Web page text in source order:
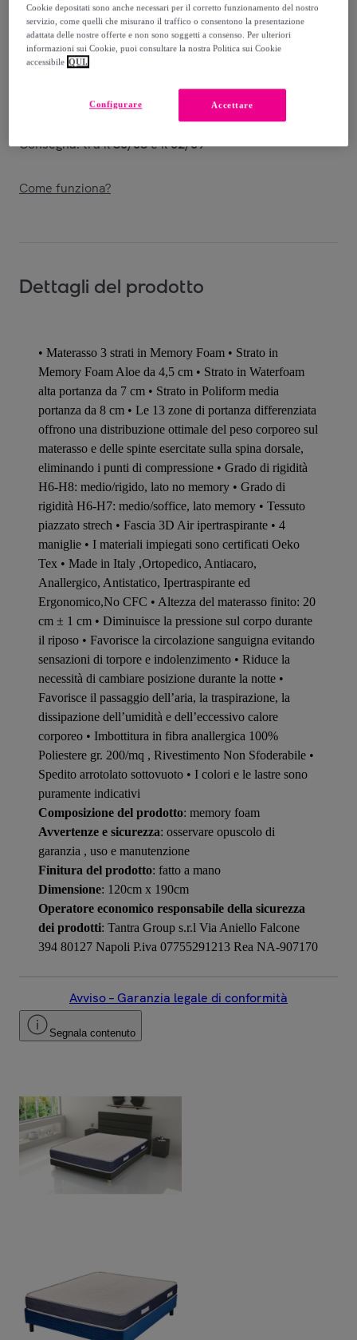
Consegna
Spedizione gratuita
Consegna: tra il30/08e il02/09
Come funziona?
Dettagli del prodotto
• Materasso 3 strati in Memory Foam • Strato in
Memory Foam Aloe da 4,5 cm • Strato in Waterfoam
alta portanza da 7 cm • Strato in Poliform media
portanza da 8 cm • Le 13 zone di portanza differenziata
offrono una distribuzione ottimale del peso corporeo sul
materasso e delle spinte esercitate sulla spina dorsale,
eliminando i punti di compressione • Grado di rigidità
H6-H8: medio/rigido, lato no memory • Grado di
rigidità H6-H7: medio/soffice, lato memory • Tessuto
piazzato strech • Fascia 3D Air ipertraspirante • 4
maniglie • I materiali impiegati sono certificati Oeko
Tex • Made in Italy ,Ortopedico, Antiacaro,
Anallergico, Antistatico, Ipertraspirante ed
Ergonomico,No CFC • Altezza del materasso finito: 20
cm ± 1 cm • Diminuisce la pressione sul corpo durante
il riposo • Favorisce la circolazione sanguigna evitando
sensazioni di torpore e indolenzimento • Riduce la
necessità di cambiare posizione durante la notte •
Favorisce il passaggio dell’aria, la traspirazione, la
dissipazione dell’umidità e dell’eccessivo calore
corporeo • Imbottitura in fibra anallergica 100%
Poliestere gr. 200/mq , Rivestimento Non Sfoderabile •
Spedito arrotolato sottovuoto • I colori e le lastre sono
puramente indicativi
Composizione del prodotto: memory foam
Avvertenze e sicurezza: osservare opuscolo di
garanzia , uso e manutenzione
Finitura del prodotto: fatto a mano
Dimensione: 120cm x 190cm
Operatore economico responsabile della sicurezza
dei prodotti: Tantra Group s.r.l Via Aniello Falcone
394 80127 Napoli P.iva 07755291213 Rea NA-907170
Avviso – Garanzia legale di conformità
Segnala contenuto
Cookie depositati sono anche necessari per il corretto funzionamento del nostro
servizio, come quelli che misurano il traffico o consentono la presentazione
adattata delle nostre offerte e non sono soggetti a consenso. Per ulteriori
informazioni sui Cookie, puoi consultare la nostra Politica sui Cookie
accessibile QUI.
Accettare
Configurare